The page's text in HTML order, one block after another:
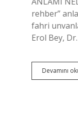
rehber”
fahri
Erol Bey,
Devamını